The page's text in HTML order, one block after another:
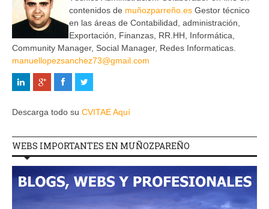
contenidos de muñozparreño.es Gestor técnico
en las áreas de Contabilidad, administración,
Exportación, Finanzas, RR.HH, Informática,
Community Manager, Social Manager, Redes Informaticas.
manuellopezsanchez73@gmail.com
Descarga todo su CVITAE Aquí
WEBS IMPORTANTES EN MUÑOZPAREÑO